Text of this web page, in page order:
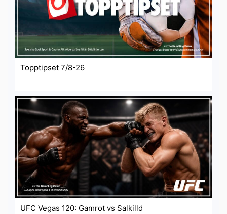
Topptipset 7/8-26
UFC Vegas 120: Gamrot vs Salkilld